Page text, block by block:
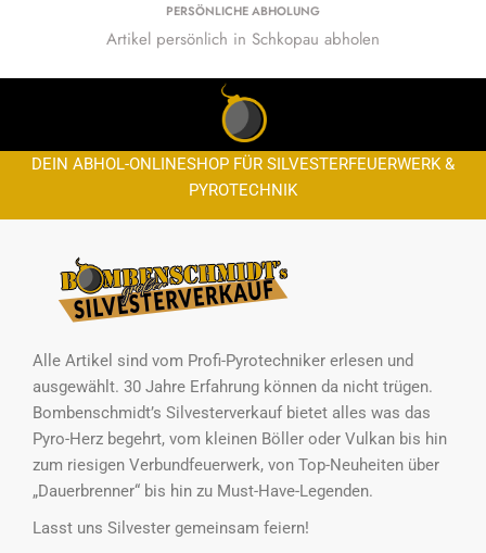
PERSÖNLICHE ABHOLUNG
Artikel persönlich in Schkopau abholen
DEIN ABHOL-ONLINESHOP FÜR SILVESTERFEUERWERK &
PYROTECHNIK
Alle Artikel sind vom Profi-Pyrotechniker erlesen und
ausgewählt. 30 Jahre Erfahrung können da nicht trügen.
Bombenschmidt’s Silvesterverkauf bietet alles was das
Pyro-Herz begehrt, vom kleinen Böller oder Vulkan bis hin
zum riesigen Verbundfeuerwerk, von Top-Neuheiten über
„Dauerbrenner“ bis hin zu Must-Have-Legenden.
Lasst uns Silvester gemeinsam feiern!